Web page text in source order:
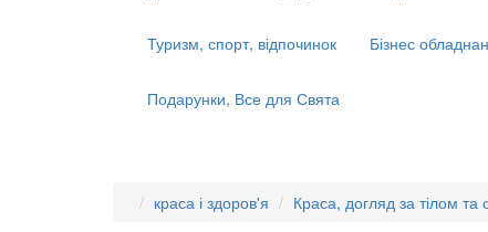
Туризм, спорт, відпочинок Бізнес
Подарунки, Все для Свята
краса і здоров'я Краса, догляд за тілом та